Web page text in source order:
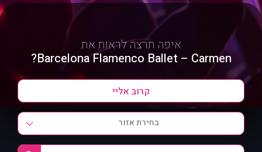
איפה תרצה לראות את
Barcelona Flamenco Ballet – Carmen?
בחירת אזור